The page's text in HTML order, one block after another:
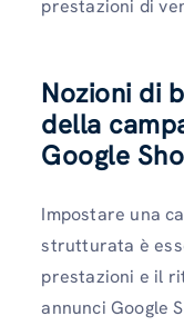
prestazioni di
Nozioni di
della
Google
Impostare una
strutturata è
prestazioni e il
annunci Google